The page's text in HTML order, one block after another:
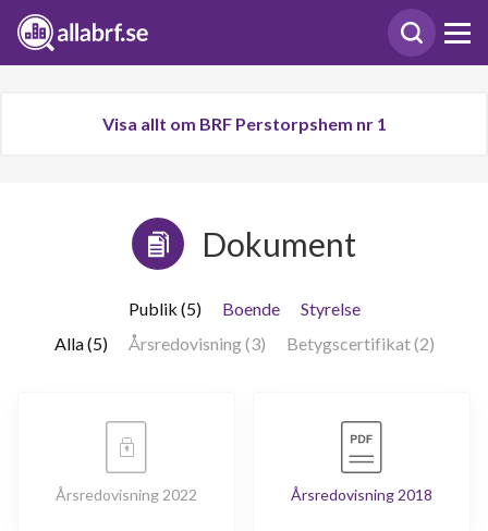
Visa allt om BRF Perstorpshem nr 1
Dokument
Publik (5) Boende
Styrelse
Alla (5)
Årsredovisning (3) Betygscertifikat (2)
Årsredovisning 2022 Årsredovisning 2018